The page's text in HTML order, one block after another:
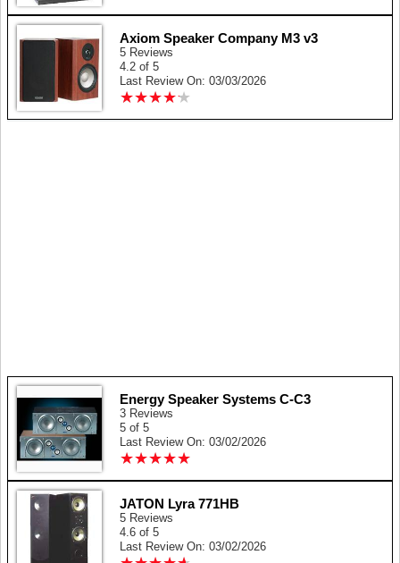
Axiom Speaker Company M3 v3
5 Reviews
4.2 of 5
Last Review On: 03/03/2026
★★★★★
★★★★★
Energy Speaker Systems C-C3
3 Reviews
5 of 5
Last Review On: 03/02/2026
★★★★★
★★★★★
JATON Lyra 771HB
5 Reviews
4.6 of 5
Last Review On: 03/02/2026